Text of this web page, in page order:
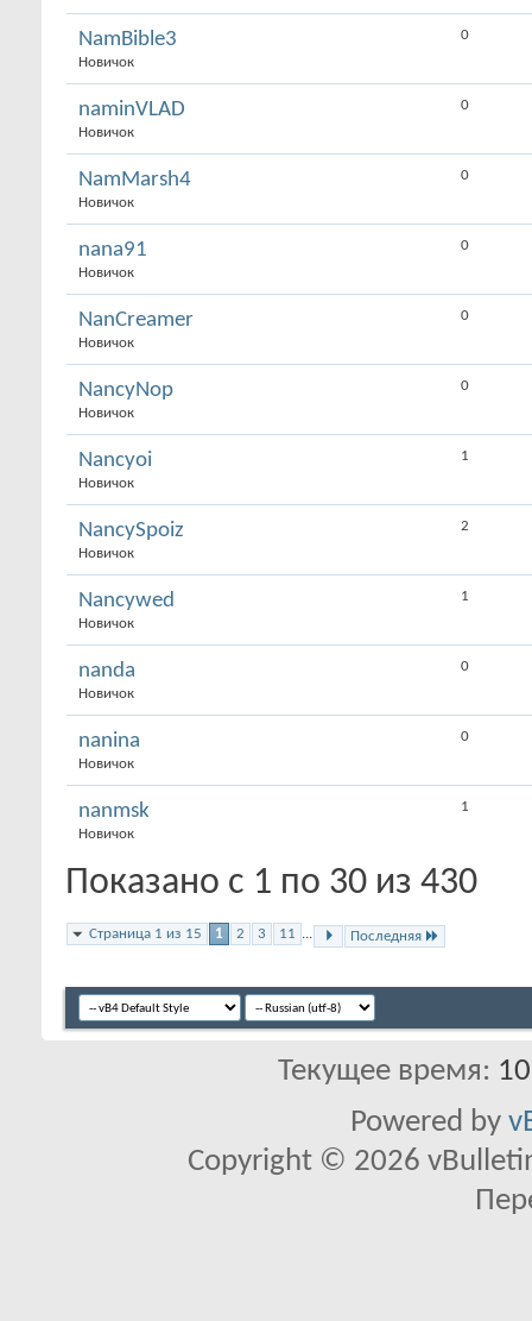
NamBible3
Новичок
0
naminVLAD
Новичок
0
NamMarsh4
Новичок
0
nana91
Новичок
0
NanCreamer
Новичок
0
NancyNop
Новичок
0
Nancyoi
Новичок
1
NancySpoiz
Новичок
2
Nancywed
Новичок
1
nanda
Новичок
0
nanina
Новичок
0
nanmsk
Новичок
1
Показано с 1 по 30 из 430
Страница 1 из 15 1 2 3 11 ... Последняя
Текущее время:
Powered by
Copyright © 2026